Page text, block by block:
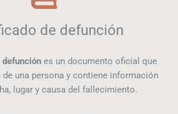
de defunción
es un documento oficial que
una persona y contiene información
lugar y causa del fallecimiento.